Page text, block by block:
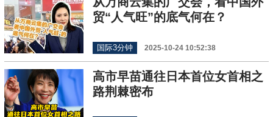
贸“人气旺”的底气何在？
国际3分钟 2025-10-24 10:52:38
高市早苗通往日本首位女首相之
路荆棘密布